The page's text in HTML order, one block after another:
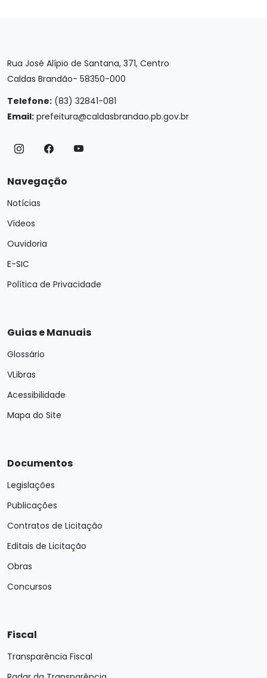
Rua José Alípio de Santana, 371, Centro
Caldas Brandão- 58350-000
Telefone: (83) 32841-081
Email: prefeitura@caldasbrandao.pb.gov.br
Navegação
Notícias
Vídeos
Ouvidoria
E-SIC
Política de Privacidade
Guias e Manuais
Glossário
VLibras
Acessibilidade
Mapa do Site
Documentos
Legislações
Publicações
Contratos de Licitação
Editais de Licitação
Obras
Concursos
Fiscal
Transparência Fiscal